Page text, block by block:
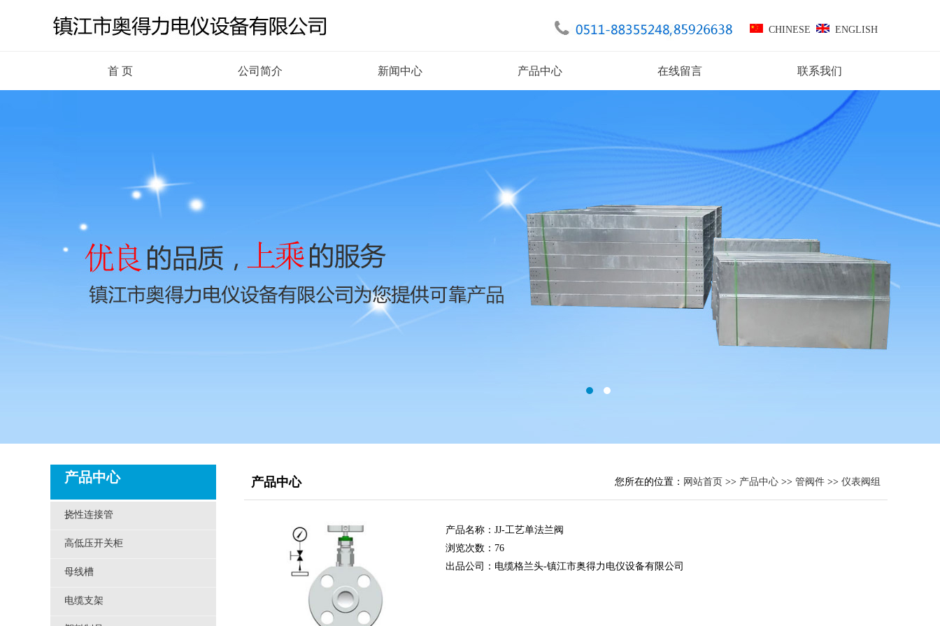
CHINESE ENGLISH
首 页 公司简介 新闻中心 产品中心 在线留言 联系我们
产品中心
挠性连接管
高低压开关柜
母线槽
电缆支架
产品中心 您所在的位置： 网站首页 >> 产品中心 >> 管阀件 >> 仪表阀组
产品名称： JJ-工艺单法兰阀
浏览次数： 76
出品公司：电缆格兰头-镇江市奥得力电仪设备有限公司